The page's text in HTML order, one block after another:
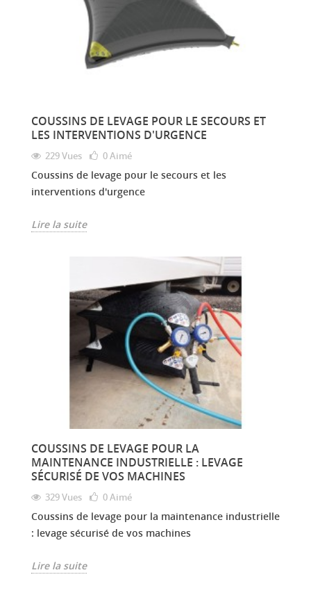
COUSSINS DE LEVAGE POUR LE SECOURS ET
LES INTERVENTIONS D'URGENCE
229 Vues 0Aimé
Coussins de levage pour le secours et les
interventions d'urgence
Lire la suite
COUSSINS DE LEVAGE POUR LA
MAINTENANCE INDUSTRIELLE : LEVAGE
SÉCURISÉ DE VOS MACHINES
329 Vues 0Aimé
Coussins de levage pour la maintenance industrielle
: levage sécurisé de vos machines
Lire la suite